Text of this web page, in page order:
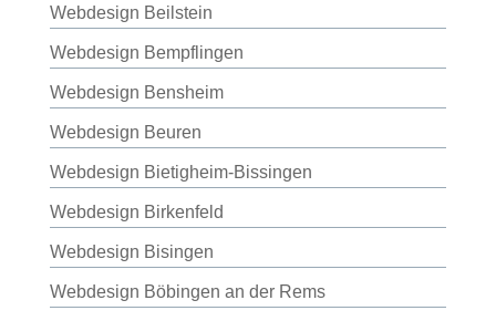
Webdesign Beilstein
Webdesign Bempflingen
Webdesign Bensheim
Webdesign Beuren
Webdesign Bietigheim-Bissingen
Webdesign Birkenfeld
Webdesign Bisingen
Webdesign Böbingen an der Rems